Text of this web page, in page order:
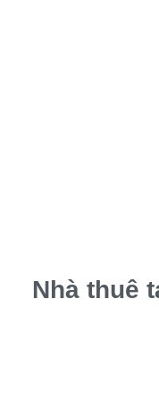
Nhà thuê